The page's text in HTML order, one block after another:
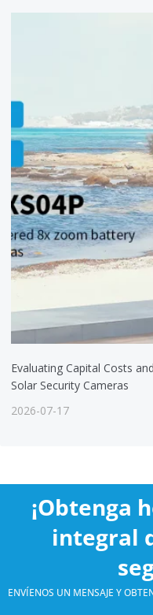
Evaluating Capital Costs
Solar Security Cameras
2026-07-17
¡Obtenga
integral
ENVÍENOS UN MENSAJE Y